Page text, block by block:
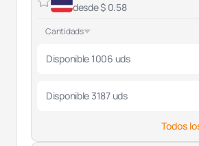
desde $ 0.58
Cantidads
Disponible 1006 uds
Disponible 3187 uds
Todos